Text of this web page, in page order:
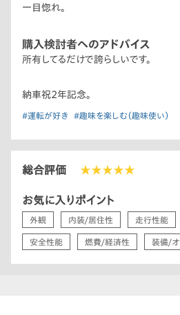
一目惚れ。
購入検討者へのアドバイス
所有してるだけで誇らしいです。
納車祝2年記念。
#運転が好き #趣味を楽しむ（趣味使い）
総合評価 ★★★★★
お気に入りポイント
外観 内装/居住性 走行性能
安全性能 燃費/経済性 装備/オ